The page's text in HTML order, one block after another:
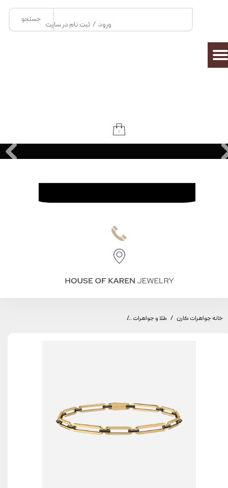
جستجو
۰
ورود / ثبت نام در سایت
تغییر گذر واژه
سفارشات
خانه جواهرات کارن طلا و جواهرات